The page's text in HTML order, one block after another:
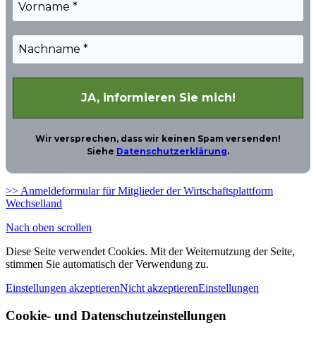
Wir versprechen, dass wir keinen Spam versenden!
Siehe Datenschutzerklärung.
>> Anmeldeformular für Mitglieder der Wirtschaftsplattform
Wechselland
Nach oben scrollen
Diese Seite verwendet Cookies. Mit der Weiternutzung der Seite,
stimmen Sie automatisch der Verwendung zu.
Einstellungen akzeptierenNicht akzeptierenEinstellungen
Cookie- und Datenschutzeinstellungen